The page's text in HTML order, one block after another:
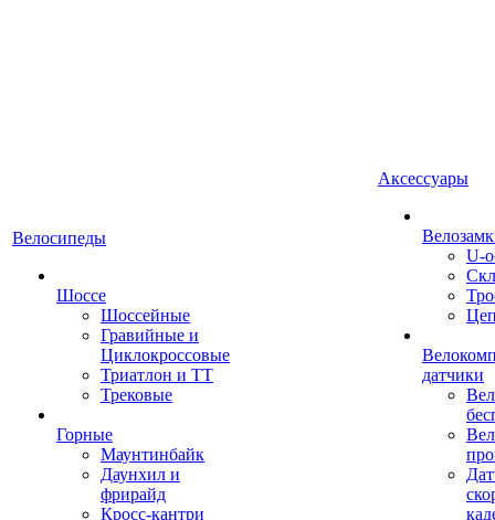
Велосипеды
Шоссе
Шоссейные
Гравийные и
Циклокроссовые
Триатлон и ТТ
Трековые
Горные
Маунтинбайк
Даунхил и
фрирайд
Кросс-кантри
Аксессуары
U-
датчики